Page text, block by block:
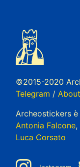
©2015-2020
Telegram / About
Archeostickers
Antonia Falcone,
Luca Corsato